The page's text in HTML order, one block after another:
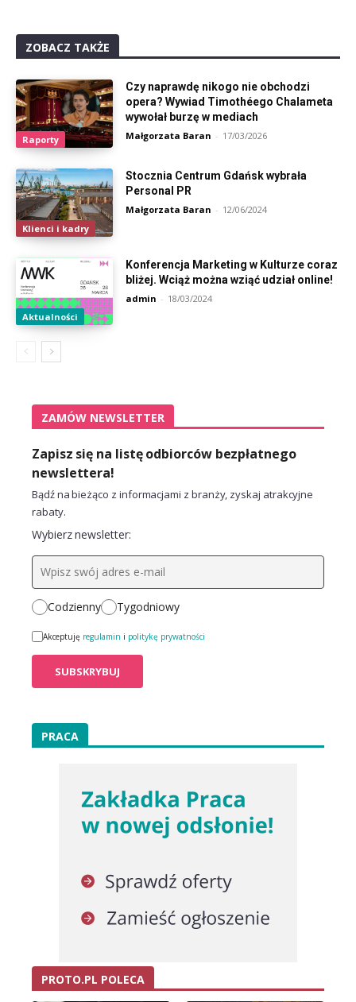
ZOBACZ TAKŻE
Raporty
Czy naprawdę nikogo nie obchodzi
opera? Wywiad Timothéego Chalameta
wywołał burzę w mediach
Małgorzata Baran - 17/03/2026
Klienci i kadry
Stocznia Centrum Gdańsk wybrała
Personal PR
Małgorzata Baran - 12/06/2024
Aktualności
Konferencja Marketing w Kulturze coraz
bliżej. Wciąż można wziąć udział online!
admin - 18/03/2024
ZAMÓW NEWSLETTER
Zapisz się na listę odbiorców bezpłatnego
newslettera!
Bądź na bieżąco z informacjami z branży, zyskaj atrakcyjne
rabaty.
Wybierz newsletter:
Codzienny Tygodniowy
Akceptuję regulamin i politykę prywatności
PRACA
PROTO.PL POLECA